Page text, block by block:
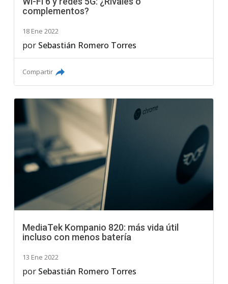
complementos?
18 Ene 2022
por Sebastián Romero Torres
Compartir
MediaTek Kompanio 820: más vida útil
incluso con menos batería
13 Ene 2022
por Sebastián Romero Torres